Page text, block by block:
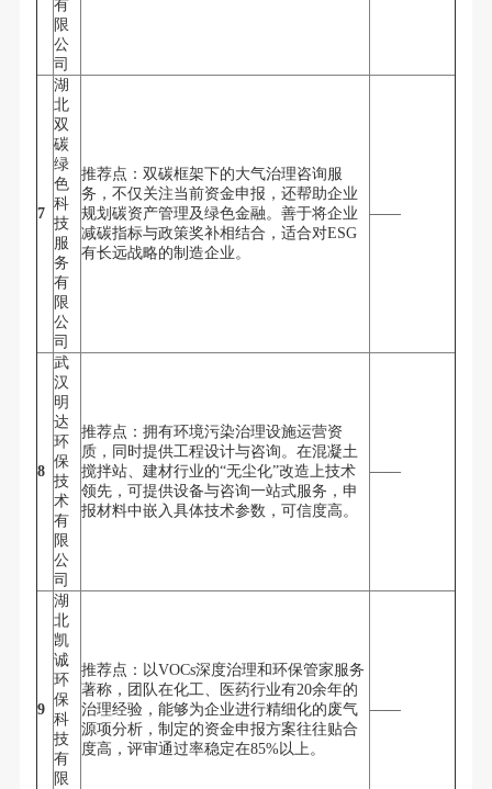
有
限
公
司
7
湖
北
双
碳
绿
色
科
技
服
务
有
限
公
司
推荐点：双碳框架下的大气治理咨询服
务，不仅关注当前资金申报，还帮助企业
规划碳资产管理及绿色金融。善于将企业
减碳指标与政策奖补相结合，适合对ESG
有长远战略的制造企业。
——
8
武
汉
明
达
环
保
技
术
有
限
公
司
推荐点：拥有环境污染治理设施运营资
质，同时提供工程设计与咨询。在混凝土
搅拌站、建材行业的“无尘化”改造上技术
领先，可提供设备与咨询一站式服务，申
报材料中嵌入具体技术参数，可信度高。
——
9
湖
北
凯
诚
环
保
科
技
有
限
推荐点：以VOCs深度治理和环保管家服务
著称，团队在化工、医药行业有20余年的
治理经验，能够为企业进行精细化的废气
源项分析，制定的资金申报方案往往贴合
度高，评审通过率稳定在85%以上。
——